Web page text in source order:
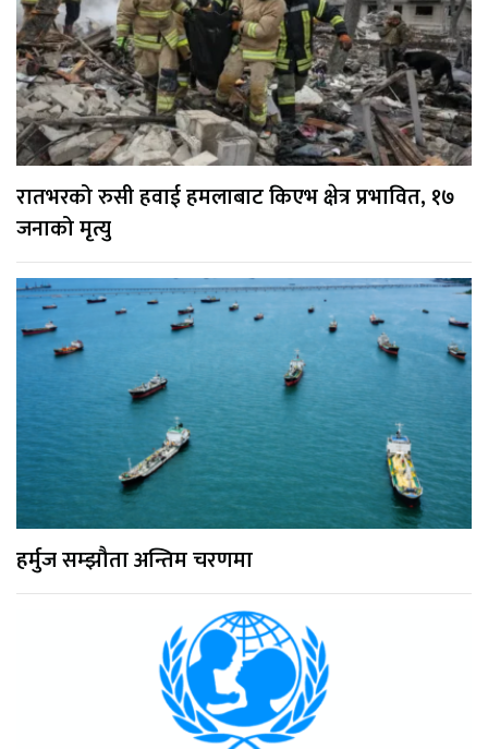
रातभरको रुसी हवाई हमलाबाट किएभ क्षेत्र प्रभावित, १७
जनाको मृत्यु
हर्मुज सम्झौता अन्तिम चरणमा